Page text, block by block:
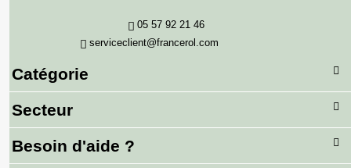
05 57 92 21 46
serviceclient@francerol.com
Catégorie
Secteur
Besoin d'aide ?